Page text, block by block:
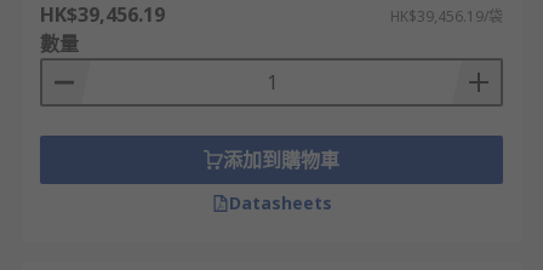
HK$39,456.19 HK$39,456.19/袋
數量
添加到購物車
Datasheets